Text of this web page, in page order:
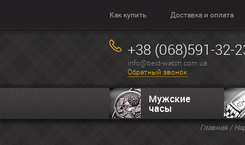
Как купить Доставка и оплата
+38 (068)591-32-
info@best-watch.com.ua
Обратный звонок
Мужские
часы
Главная/